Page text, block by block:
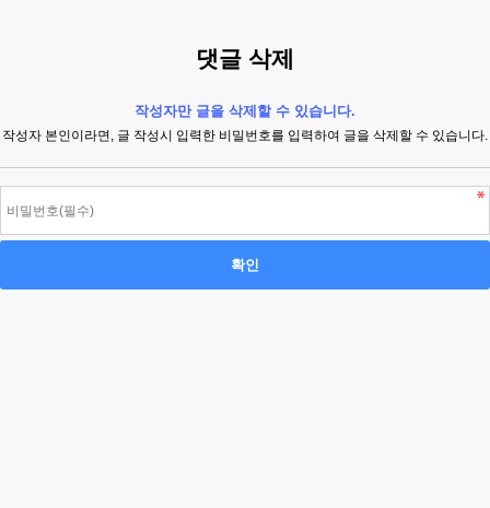
댓글 삭제
작성자만 글을 삭제할 수 있습니다.
작성자 본인이라면, 글 작성시 입력한 비밀번호를 입력하여 글을 삭제할 수 있습니다.